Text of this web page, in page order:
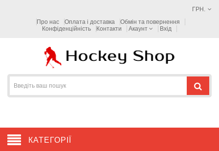
ГРН.
Про нас
Оплата і доставка
Обмін та повернення
Конфіденційність
Контакти Акаунт Вхід
КАТЕГОРІЇ